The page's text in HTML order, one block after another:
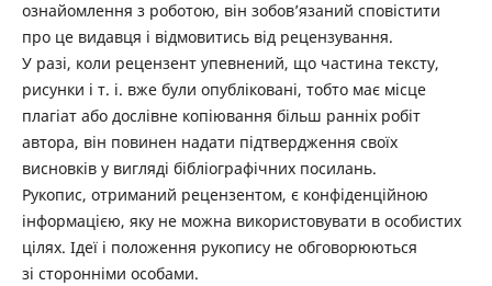
ознайомлення з роботою, він зобов’язаний сповістити
про це видавця і відмовитись від рецензування.
У разі, коли рецензент упевнений, що частина тексту,
рисунки і т. і. вже були опубліковані, тобто має місце
плагіат або дослівне копіювання більш ранніх робіт
автора, він повинен надати підтвердження своїх
висновків у вигляді бібліографічних посилань.
Рукопис, отриманий рецензентом, є конфіденційною
інформацією, яку не можна використовувати в особистих
цілях. Ідеї і положення рукопису не обговорюються
зі сторонніми особами.